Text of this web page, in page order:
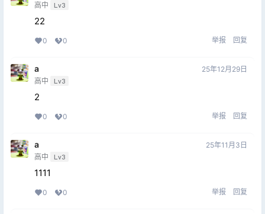
高中 Lv3
22
0 0 举报 回复
a
高中 Lv3
25年12月29日
2
0 0 举报 回复
a
高中 Lv3
25年11月3日
1111
0 0 举报 回复